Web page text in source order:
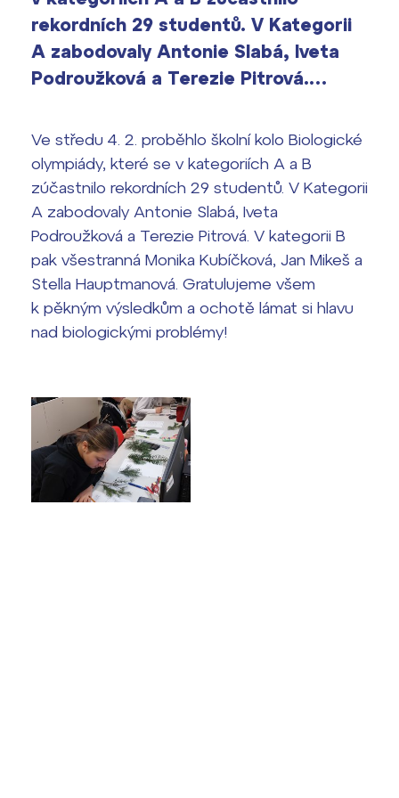
Výsledky 1. kola přijímacího řízení
Maturitní zkoušky
FOCUSing
Zahraniční stipendia
ČAG studentský
Maturitní témata
Pomoc! Mám problém!
Termíny maturit
Bakaláři
Office 365
rekordních 29 studentů. V Kategorii
A zabodovaly Antonie Slabá, Iveta
Podroužková a Terezie Pitrová.…
Ve středu 4. 2. proběhlo školní kolo Biologické
olympiády, které se v kategoriích A a B
zúčastnilo rekordních 29 studentů. V Kategorii
A zabodovaly Antonie Slabá, Iveta
Podroužková a Terezie Pitrová. V kategorii B
pak všestranná Monika Kubíčková, Jan Mikeš a
Stella Hauptmanová. Gratulujeme všem
k pěkným výsledkům a ochotě lámat si hlavu
nad biologickými problémy!